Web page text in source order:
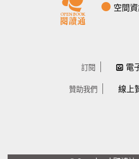
空間
訂閱 電
贊助我們 線上